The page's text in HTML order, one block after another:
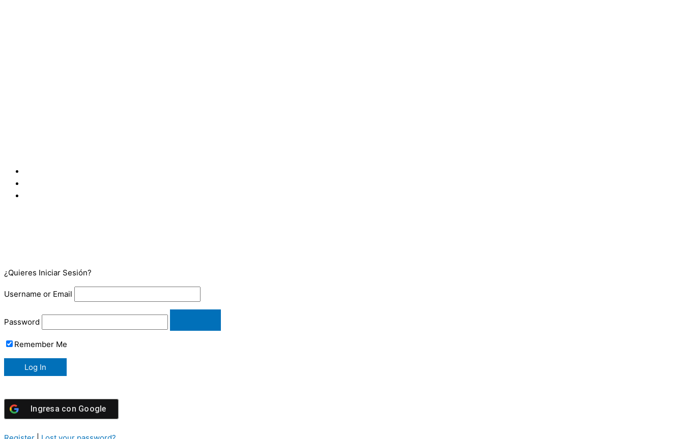
¿Quieres Iniciar Sesión?
Username or Email
Password
Remember Me
Ingresa con Google